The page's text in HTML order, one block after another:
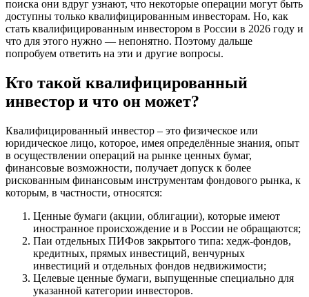
поиска они вдруг узнают, что некоторые операции могут быть
доступны только квалифицированным инвесторам. Но, как
стать квалифицированным инвестором в России в 2026 году и
что для этого нужно — непонятно. Поэтому дальше
попробуем ответить на эти и другие вопросы.
Кто такой квалифицированный
инвестор и что он может?
Квалифицированный инвестор – это физическое или
юридическое лицо, которое, имея определённые знания, опыт
в осуществлении операций на рынке ценных бумаг,
финансовые возможности, получает допуск к более
рискованным финансовым инструментам фондового рынка, к
которым, в частности, относятся:
Ценные бумаги (акции, облигации), которые имеют
иностранное происхождение и в России не обращаются;
Паи отдельных ПИФов закрытого типа: хедж-фондов,
кредитных, прямых инвестиций, венчурных
инвестиций и отдельных фондов недвижимости;
Целевые ценные бумаги, выпущенные специально для
указанной категории инвесторов.